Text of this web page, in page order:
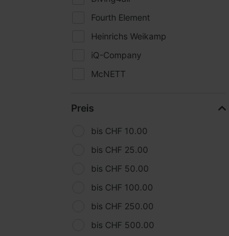
Fourth Element
Heinrichs Weikamp
iQ-Company
McNETT
Scubapro
Scubatech
SEAC Sub
SeaLife
SeaYa
SiTech
Subgear
Preis
bis CHF 10.00
bis CHF 25.00
bis CHF 50.00
bis CHF 100.00
bis CHF 250.00
bis CHF 500.00